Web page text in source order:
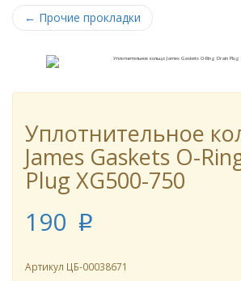
← Прочие прокладки
Уплотнительное
James Gaskets O-
Plug XG500-750
190 p
Артикул ЦБ-00038671